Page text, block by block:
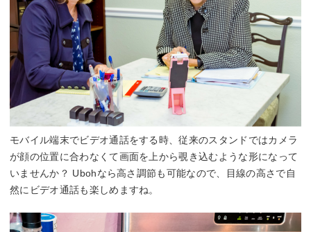
モバイル端末でビデオ通話をする時、従来のスタンドではカメラ
が顔の位置に合わなくて画面を上から覗き込むような形になって
いませんか？ Ubohなら高さ調節も可能なので、目線の高さで自
然にビデオ通話も楽しめますね。